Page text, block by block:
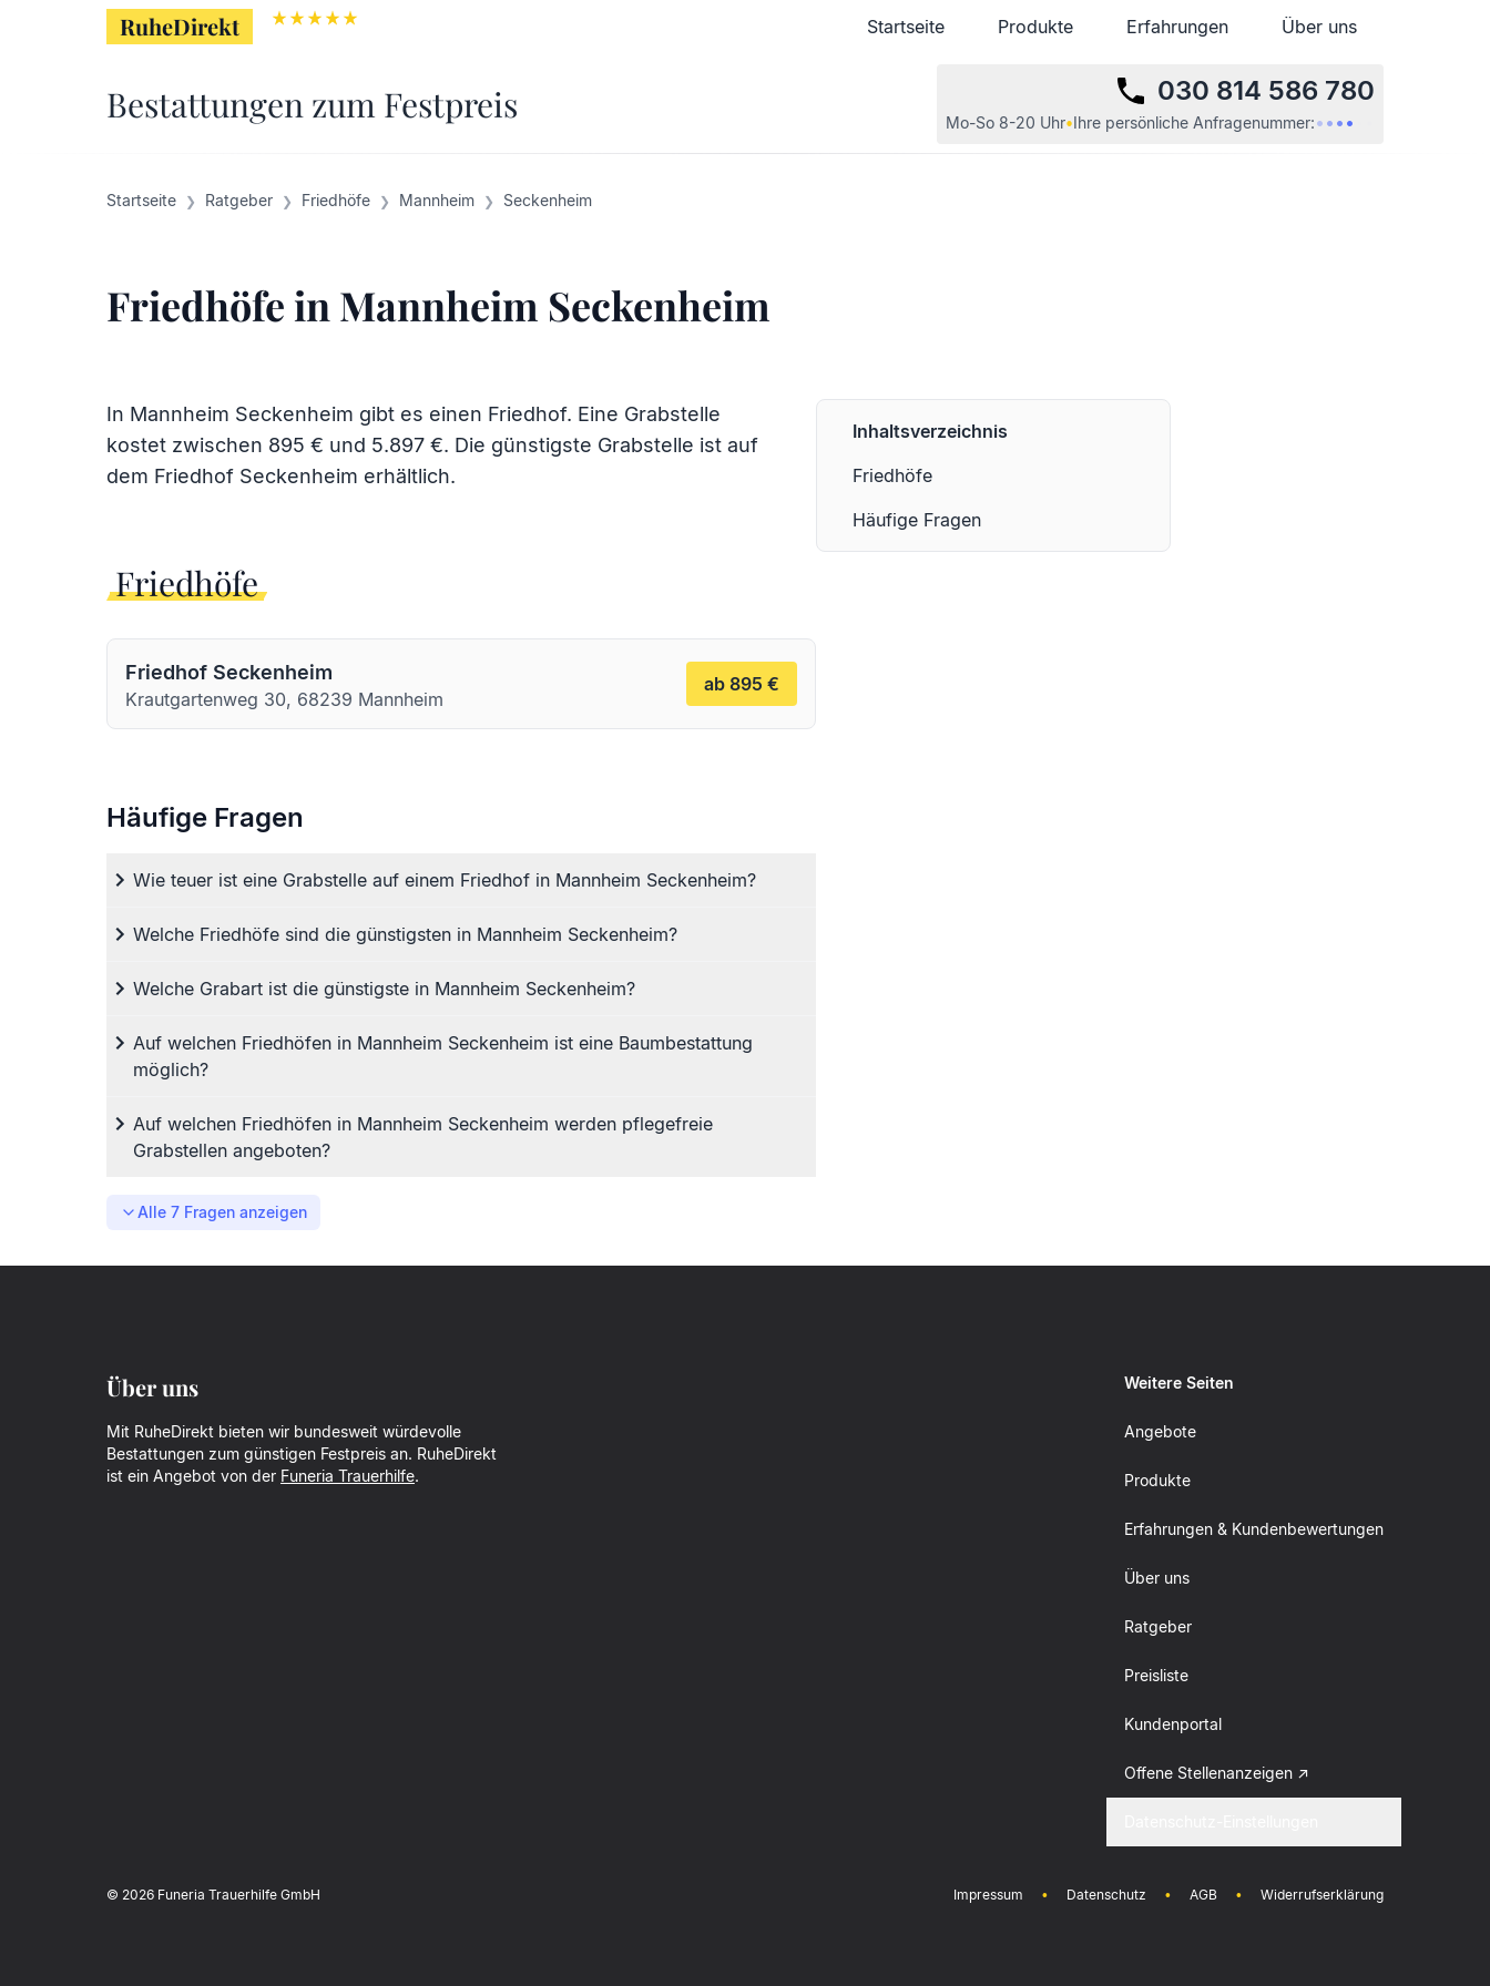
RuheDirekt Startseite Produkte Erfahrungen Über uns
Bestattungen zum Festpreis 030 814 586 780
Mo-So 8-20 Uhr•Ihre persönliche Anfragenummer:• • • •
Startseite Ratgeber Friedhöfe Mannheim Seckenheim
Friedhöfe in Mannheim Seckenheim
In Mannheim Seckenheim gibt es einen Friedhof. Eine Grabstelle
kostet zwischen 895 € und 5.897 €. Die günstigste Grabstelle ist auf
dem Friedhof Seckenheim erhältlich.
Friedhöfe
Friedhof Seckenheim
Krautgartenweg 30, 68239 Mannheim
ab 895 €
Häufige Fragen
Wie teuer ist eine Grabstelle auf einem Friedhof in Mannheim Seckenheim?
Welche Friedhöfe sind die günstigsten in Mannheim Seckenheim?
Welche Grabart ist die günstigste in Mannheim Seckenheim?
Auf welchen Friedhöfen in Mannheim Seckenheim ist eine Baumbestattung
möglich?
Auf welchen Friedhöfen in Mannheim Seckenheim werden pflegefreie
Grabstellen angeboten?
Alle 7 Fragen anzeigen
Inhaltsverzeichnis
Friedhöfe
Häufige Fragen
Über uns
Mit RuheDirekt bieten wir bundesweit würdevolle
Bestattungen zum günstigen Festpreis an. RuheDirekt
ist ein Angebot von der Funeria Trauerhilfe.
Weitere Seiten
Angebote
Produkte
Erfahrungen & Kundenbewertungen
Über uns
Ratgeber
Preisliste
Kundenportal
Offene Stellenanzeigen
© 2026 Funeria Trauerhilfe GmbH Impressum • Datenschutz • AGB • Widerrufserklärung